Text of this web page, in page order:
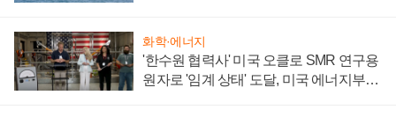
화학·에너지
'한수원 협력사' 미국 오클로 SMR 연구용
원자로 '임계 상태' 도달, 미국 에너지부